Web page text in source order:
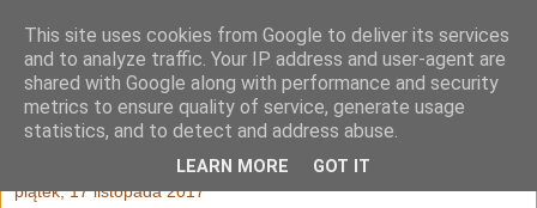
Julia Adamowska
piątek, 17 listopada 2017
This site uses cookies from Google to deliver its services
and to analyze traffic. Your IP address and user-agent are
shared with Google along with performance and security
metrics to ensure quality of service, generate usage
statistics, and to detect and address abuse.
LEARN MORE GOT IT